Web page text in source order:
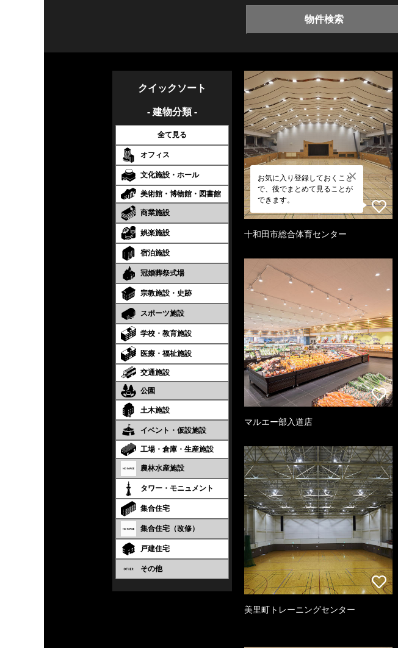
物件検索
クイックソート
- 建物分類 -
全て見る
オフィス
文化施設・ホール
美術館・博物館・図書館
商業施設
娯楽施設
宿泊施設
冠婚葬祭式場
宗教施設・史跡
スポーツ施設
学校・教育施設
医療・福祉施設
交通施設
公園
土木施設
イベント・仮設施設
工場・倉庫・生産施設
農林水産施設
タワー・モニュメント
集合住宅
集合住宅（改修）
戸建住宅
その他
お気に入り登録しておくこと
で、後でまとめて見ることが
できます。
十和田市総合体育センター
マルエー部入道店
美里町トレーニングセンター